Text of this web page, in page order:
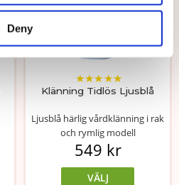
Deny
Klänning Tidlös Ljusblå
★★★★★
Ljusblå härlig vårdklänning i rak
och rymlig modell
549 kr
VÄLJ